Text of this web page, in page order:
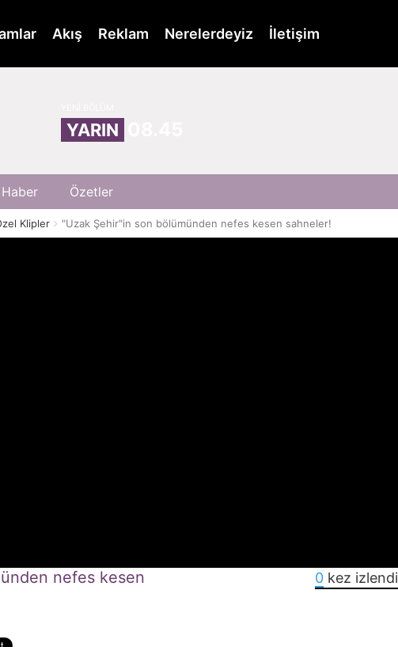
Akış Reklam Nerelerdeyiz İletişim
YARIN
Haber Özetler
Klipler "Uzak Şehir"in son bölümünden nefes kesen sahneler!
nefes kesen
0kez izlendi